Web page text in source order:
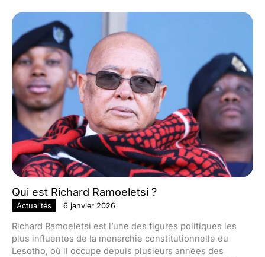
Qui est Richard Ramoeletsi ?
Actualités 6 janvier 2026
Richard Ramoeletsi est l’une des figures politiques les
plus influentes de la monarchie constitutionnelle du
Lesotho, où il occupe depuis plusieurs années des